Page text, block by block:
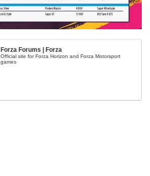
Forza Forums | Forza
Official site for Forza Horizon and Forza Motorsport
games